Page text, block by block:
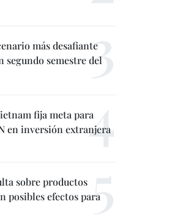
más desafiante
segundo semestre del
fija meta para
en inversión extranjera
sobre productos
posibles efectos para